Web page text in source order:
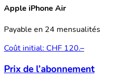
Apple iPhone Air
Payable en 24 mensualités
Coût initial: CHF 120.–
Prix de l’abonnement